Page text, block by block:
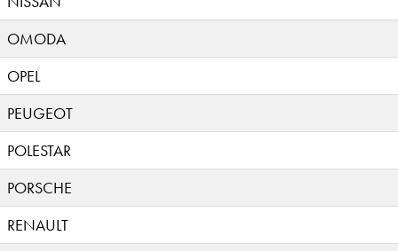
OMODA
OPEL
PEUGEOT
POLESTAR
PORSCHE
RENAULT